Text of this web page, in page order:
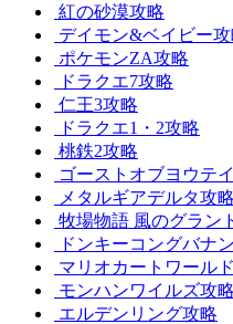
紅の砂漠攻略
デイモン&ベイビー攻
ポケモンZA攻略
ドラクエ7攻略
仁王3攻略
ドラクエ1・2攻略
桃鉄2攻略
ゴーストオブヨウテ
メタルギアデルタ攻略
牧場物語 風のグラン
ドンキーコングバナ
マリオカートワール
モンハンワイルズ攻略
エルデンリング攻略